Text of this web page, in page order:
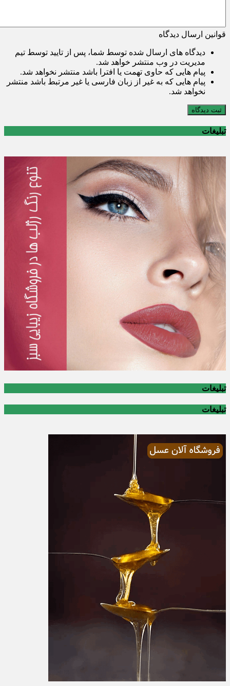
قوانین ارسال دیدگاه
دیدگاه های ارسال شده توسط شما، پس از تایید توسط تیم
مدیریت در وب منتشر خواهد شد.
پیام هایی که حاوی تهمت یا افترا باشد منتشر نخواهد شد.
پیام هایی که به غیر از زبان فارسی یا غیر مرتبط باشد منتشر
نخواهد شد.
ثبت دیدگاه
تبلیغات
تبلیغات
تبلیغات